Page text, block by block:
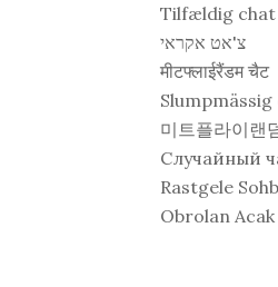
Tilfældig chat
צ'אט אקראי
मीटफ्लाईरैंडम चैट
미트플라이랜
Случайный
Rastgele
Obrolan Acak